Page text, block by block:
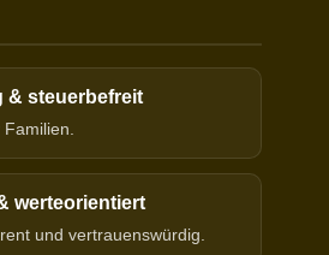
& steuerbefreit
werteorientiert
und vertrauenswürdig.